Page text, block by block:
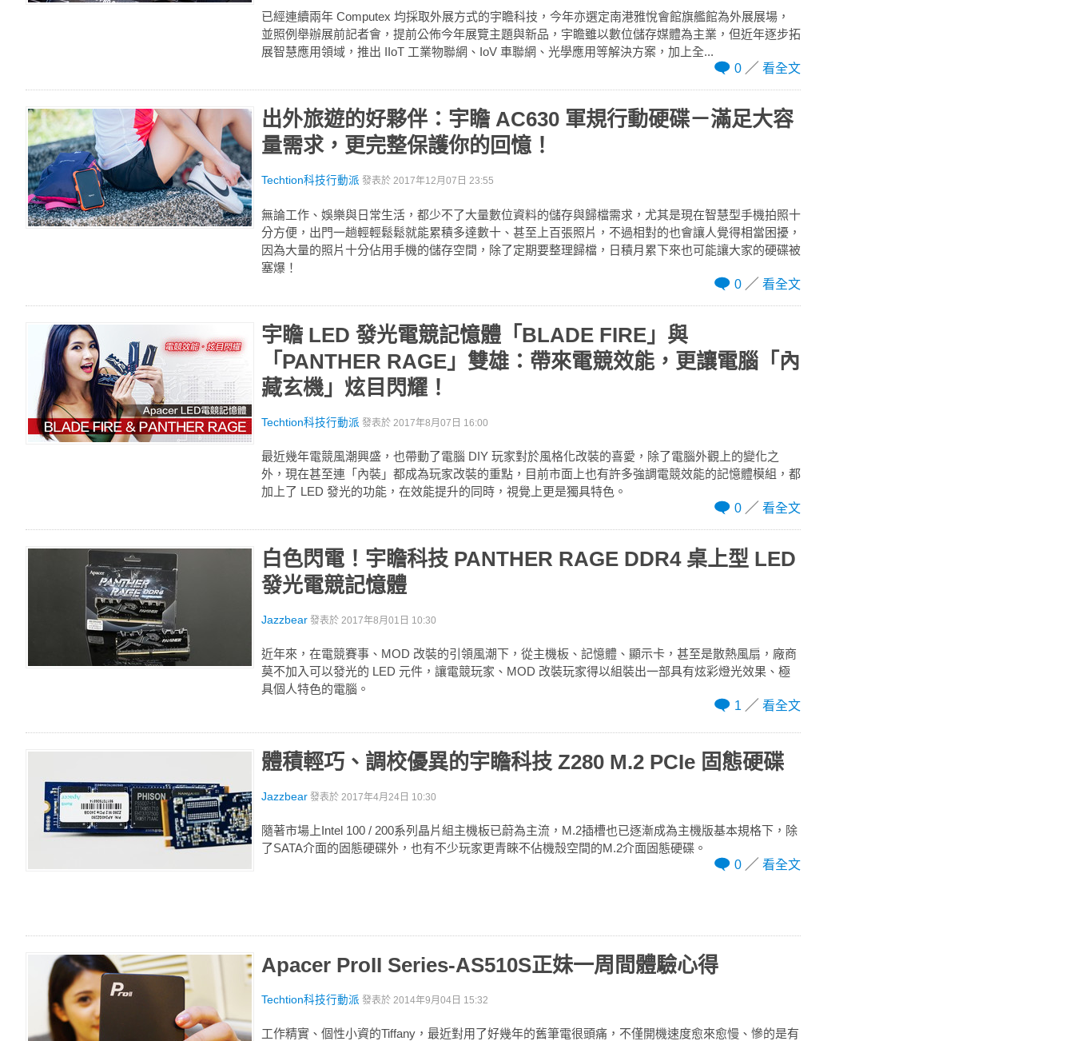
已經連續兩年 Computex 均採取外展方式的宇瞻科技，今年亦選定南港雅悅會館旗艦館為外展展場，
並照例舉辦展前記者會，提前公佈今年展覽主題與新品，宇瞻雖以數位儲存媒體為主業，但近年逐步拓
展智慧應用領域，推出 IIoT 工業物聯網、IoV 車聯網、光學應用等解決方案，加上全...
0
看全文
出外旅遊的好夥伴：宇瞻 AC630 軍規行動硬碟－滿足大容
量需求，更完整保護你的回憶！
Techtion科技行動派 發表於 2017年12月07日 23:55
無論工作、娛樂與日常生活，都少不了大量數位資料的儲存與歸檔需求，尤其是現在智慧型手機拍照十
分方便，出門一趟輕輕鬆鬆就能累積多達數十、甚至上百張照片，不過相對的也會讓人覺得相當困擾，
因為大量的照片十分佔用手機的儲存空間，除了定期要整理歸檔，日積月累下來也可能讓大家的硬碟被
塞爆！
0
看全文
宇瞻 LED 發光電競記憶體「BLADE FIRE」與
「PANTHER RAGE」雙雄：帶來電競效能，更讓電腦「內
藏玄機」炫目閃耀！
Techtion科技行動派 發表於 2017年8月07日 16:00
最近幾年電競風潮興盛，也帶動了電腦 DIY 玩家對於風格化改裝的喜愛，除了電腦外觀上的變化之
外，現在甚至連「內裝」都成為玩家改裝的重點，目前市面上也有許多強調電競效能的記憶體模組，都
加上了 LED 發光的功能，在效能提升的同時，視覺上更是獨具特色。
0
看全文
白色閃電！宇瞻科技 PANTHER RAGE DDR4 桌上型 LED
發光電競記憶體
Jazzbear 發表於 2017年8月01日 10:30
近年來，在電競賽事、MOD 改裝的引領風潮下，從主機板、記憶體、顯示卡，甚至是散熱風扇，廠商
莫不加入可以發光的 LED 元件，讓電競玩家、MOD 改裝玩家得以組裝出一部具有炫彩燈光效果、極
具個人特色的電腦。
1
看全文
體積輕巧、調校優異的宇瞻科技 Z280 M.2 PCIe 固態硬碟
Jazzbear 發表於 2017年4月24日 10:30
隨著市場上Intel 100 / 200系列晶片組主機板已蔚為主流，M.2插槽也已逐漸成為主機版基本規格下，除
了SATA介面的固態硬碟外，也有不少玩家更青睞不佔機殼空間的M.2介面固態硬碟。
0
看全文
Apacer ProII Series-AS510S正妹一周間體驗心得
Techtion科技行動派 發表於 2014年9月04日 15:32
工作精實、個性小資的Tiffany，最近對用了好幾年的舊筆電很頭痛，不僅開機速度愈來愈慢、慘的是有